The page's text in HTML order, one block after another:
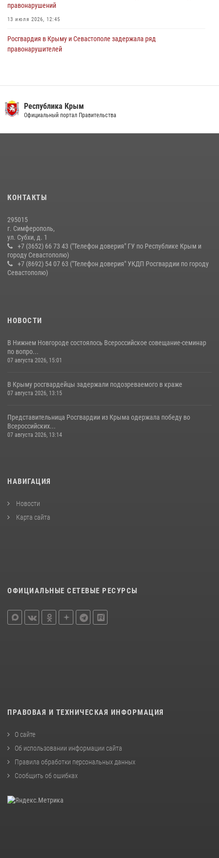
правонарушений
13 июля 2026, 12:45
Росгвардия в Крыму и Севастополе задержала ряд
правонарушителей
Росгвардейцы Крыма и Севастополя отметили День Крещения Руси
В крымской столице росгвардейцы задержали подозреваемую в
10 июля 2026, 15:10
Республика Крым
Официальный портал Правительства
КОНТАКТЫ
295015
г. Симферополь,
ул. Субхи, д. 1
+7 (3652) 66 73 43 ("Телефон доверия" ГУ по Республике Крым и
городу Севастополю)
+7 (8692) 54 07 63 ("Телефон доверия" УКДП Росгвардии по городу
Севастополю)
НОВОСТИ
В Нижнем Новгороде состоялось Всероссийское совещание-семинар
по вопро...
07 августа 2026, 15:01
В Крыму росгвардейцы задержали подозреваемого в краже
07 августа 2026, 13:15
Представительница Росгвардии из Крыма одержала победу во
Всероссийских...
07 августа 2026, 13:14
НАВИГАЦИЯ
Новости
Карта сайта
ОФИЦИАЛЬНЫЕ СЕТЕВЫЕ РЕСУРСЫ
ПРАВОВАЯ И ТЕХНИЧЕСКАЯ ИНФОРМАЦИЯ
О сайте
Об использовании информации сайта
Правила обработки персональных данных
Сообщить об ошибках